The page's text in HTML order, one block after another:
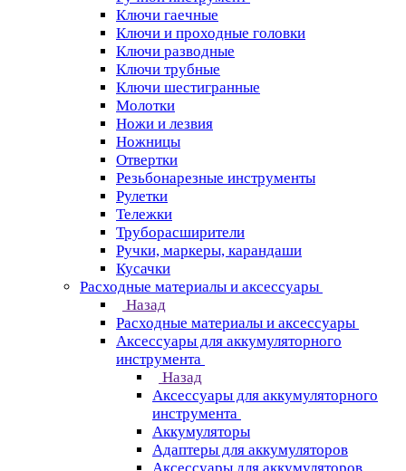
Ключи гаечные
Ключи и проходные головки
Ключи разводные
Ключи трубные
Ключи шестигранные
Молотки
Ножи и лезвия
Ножницы
Отвертки
Резьбонарезные инструменты
Рулетки
Тележки
Труборасширители
Ручки, маркеры, карандаши
Кусачки
Расходные материалы и аксессуары
Назад
Расходные материалы и аксессуары
Аксессуары для аккумуляторного
инструмента
Назад
Аксессуары для аккумуляторного
инструмента
Aккумуляторы
Адаптеры для аккумуляторов